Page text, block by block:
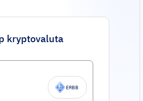
kryptovaluta
ERBB